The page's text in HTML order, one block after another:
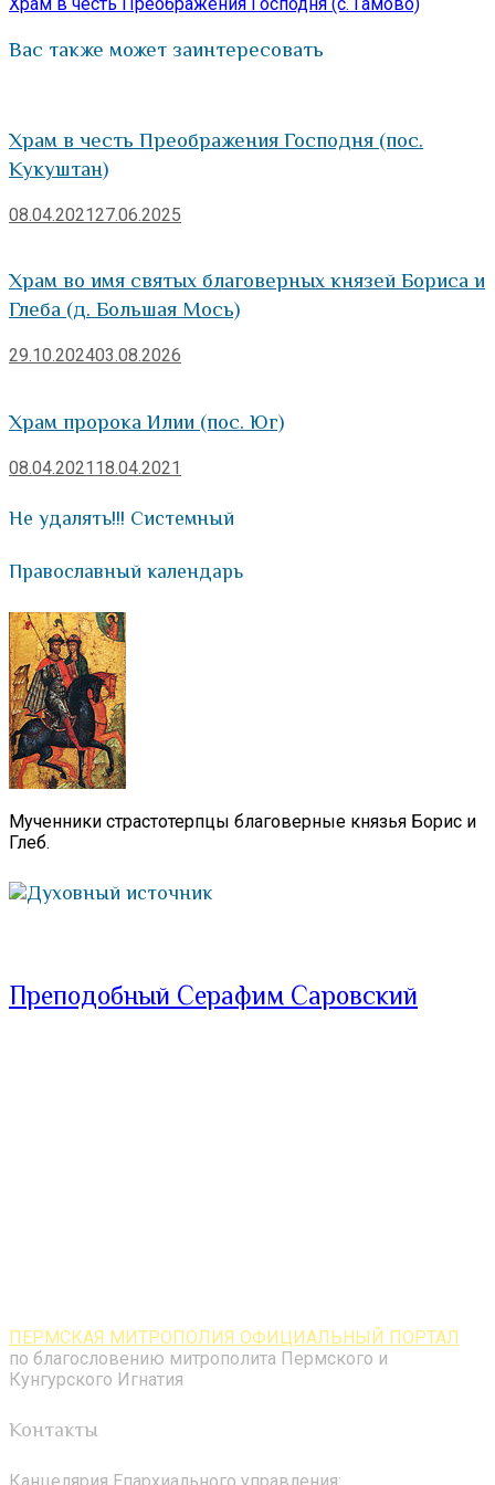
Вас также может заинтересовать
Храм в честь Преображения Господня (пос.
Кукуштан)
08.04.202127.06.2025
Храм во имя святых благоверных князей Бориса и
Глеба (д. Большая Мось)
29.10.202403.08.2026
Храм пророка Илии (пос. Юг)
08.04.2021 18.04.2021
Не удалять!!! Системный
Православный календарь
Мученники страстотерпцы благоверные князья Борис и
Глеб.
Духовный источник
Преподобный Серафим Саровский
ПЕРМСКАЯ МИТРОПОЛИЯ ОФИЦИАЛЬНЫЙ ПОРТАЛ
по благословению митрополита Пермского и
Кунгурского Игнатия
Контакты